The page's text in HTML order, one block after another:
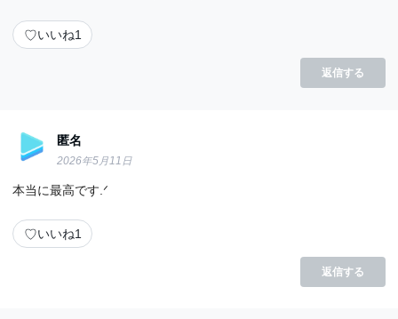
♡いいね1
返信する
匿名
2026年5月11日
本当に最高です.ᐟ
♡いいね1
返信する